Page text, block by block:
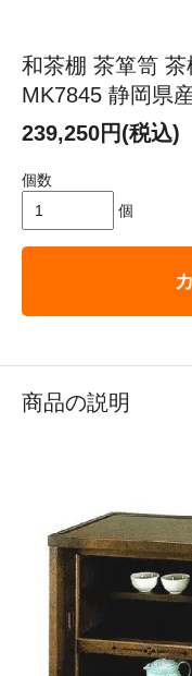
和茶棚 茶箪笥
MK7845 静岡県
239,250円(税込)
個数
個
商品の説明